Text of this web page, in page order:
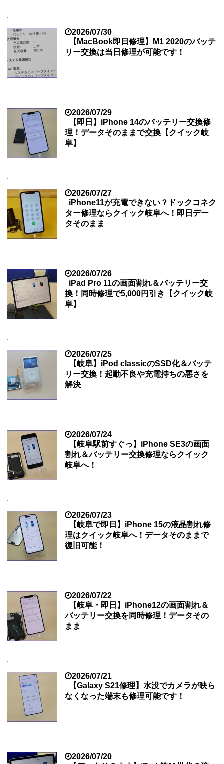
2026/07/30
【MacBook即日修理】M1 2020のバッテ
リー交換は当日修理が可能です！
2026/07/29
【即日】iPhone 14のバッテリー交換修
理！データそのままで交換【クイック岐
阜】
2026/07/27
iPhone11が充電できない？ドックコネク
ター修理ならクイック岐阜へ！即日デー
タそのまま
2026/07/26
iPad Pro 11の画面割れ＆バッテリー交
換！同時修理で5,000円引き【クイック岐
阜】
2026/07/25
【岐阜】iPod classicのSSD化＆バッテ
リー交換！起動不良や充電持ちの悪さを
解決
2026/07/24
【岐阜駅前すぐっ】iPhone SE3の画面
割れ＆バッテリー交換修理ならクイック
岐阜へ！
2026/07/23
【岐阜で即日】iPhone 15の液晶割れ修
理はクイック岐阜へ！データそのままで
復旧可能！
2026/07/22
【岐阜・即日】iPhone12の画面割れ＆
バッテリー交換を同時修理！データその
まま
2026/07/21
【Galaxy S21修理】水没でカメラが映ら
なくなった端末も修理可能です！
2026/07/20